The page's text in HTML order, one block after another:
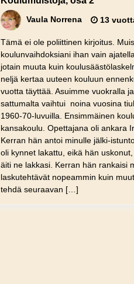
Vaula Norrena 13
Tämä ei ole poliittinen kirjoitus.
koulunvaihdoksiani ihan vain
jotain muuta kuin
neljä kertaa uuteen kouluun
vuotta täyttää. Asuimme vuokralla
sattumalta vaihtui noina vuosina
1960-70-luvuilla. Ensimmäinen
kansakoulu. Opettajana oli ankara
Kerran hän antoi minulle jälki-
oli kynnet lakattu, eikä hän
äiti ne lakkasi. Kerran hän rankaisi
laskutehtävät nopeammin kuin
tehdä seuraavan […]